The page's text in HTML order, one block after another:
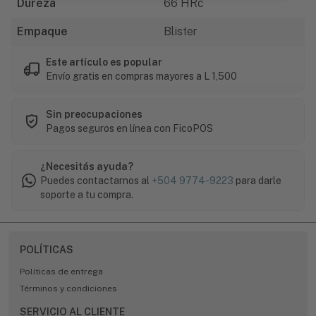
Dureza 66 HRc
Empaque Blister
Este artículo es popular
Envío gratis en compras mayores a L 1,500
Sin preocupaciones
Pagos seguros en línea con FicoPOS
¿Necesitás ayuda?
Puedes contactarnos al +504 9774-9223 para darle
soporte a tu compra.
POLÍTICAS
Políticas de entrega
Términos y condiciones
SERVICIO AL CLIENTE